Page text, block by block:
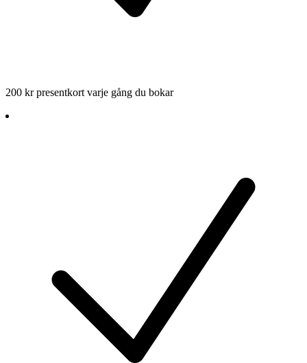
200 kr presentkort varje gång du bokar